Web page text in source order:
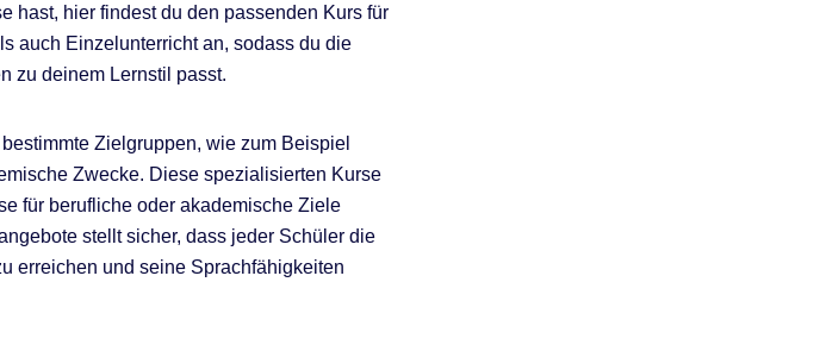
hast, hier findest du den passenden Kurs für
auch Einzelunterricht an, sodass du die
zu deinem Lernstil passt.
Zielgruppen, wie zum Beispiel
Zwecke. Diese spezialisierten Kurse
für berufliche oder akademische Ziele
stellt sicher, dass jeder Schüler die
erreichen und seine Sprachfähigkeiten